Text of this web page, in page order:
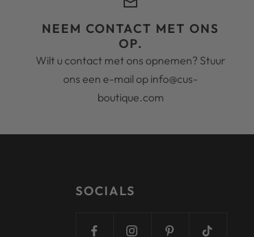
NEEM CONTACT MET ONS
OP.
Wilt u contact met ons opnemen? Stuur
ons een e-mail op info@cus-
boutique.com
SOCIALS